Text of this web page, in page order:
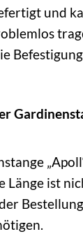
und
Länge ist